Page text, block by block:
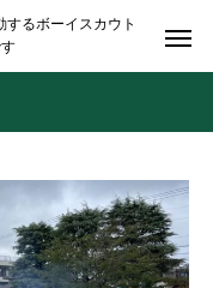
るボーイスカウト